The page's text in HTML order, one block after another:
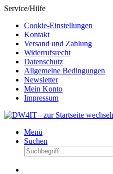
Service/Hilfe
Cookie-Einstellungen
Kontakt
Versand und Zahlung
Widerrufsrecht
Datenschutz
Allgemeine Bedingungen
Newsletter
Mein Konto
Impressum
Menü
Suchen